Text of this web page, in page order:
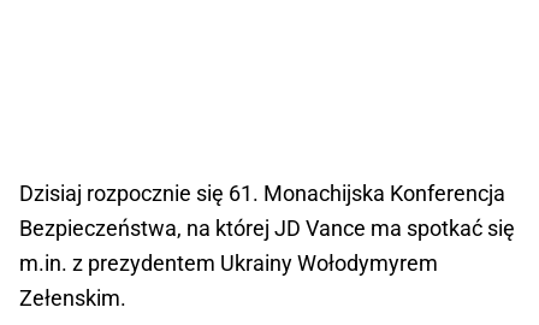
Dzisiaj rozpocznie się 61. Monachijska Konferencja
Bezpieczeństwa, na której JD Vance ma spotkać się
m.in. z prezydentem Ukrainy Wołodymyrem
Zełenskim.